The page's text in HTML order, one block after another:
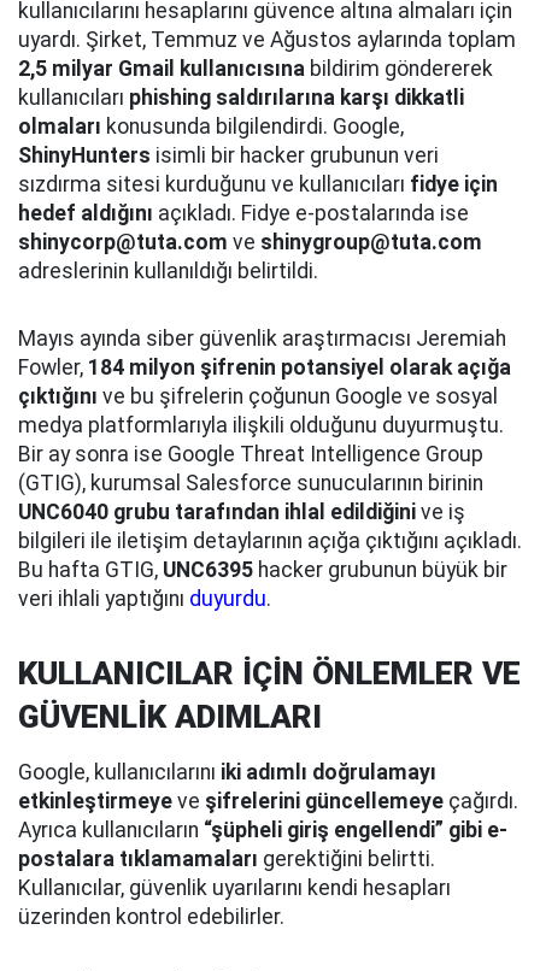
kullanıcılarını hesaplarını güvence altına almaları için
uyardı. Şirket, Temmuz ve Ağustos aylarında toplam
2,5 milyar Gmail kullanıcısına bildirim göndererek
kullanıcıları phishing saldırılarına karşı dikkatli
olmaları konusunda bilgilendirdi. Google,
ShinyHunters isimli bir hacker grubunun veri
sızdırma sitesi kurduğunu ve kullanıcıları fidye için
hedef aldığını açıkladı. Fidye e-postalarında ise
shinycorp@tuta.com ve shinygroup@tuta.com
adreslerinin kullanıldığı belirtildi.
Mayıs ayında siber güvenlik araştırmacısı Jeremiah
Fowler, 184 milyon şifrenin potansiyel olarak açığa
çıktığını ve bu şifrelerin çoğunun Google ve sosyal
medya platformlarıyla ilişkili olduğunu duyurmuştu.
Bir ay sonra ise Google Threat Intelligence Group
(GTIG), kurumsal Salesforce sunucularının birinin
UNC6040 grubu tarafından ihlal edildiğini ve iş
bilgileri ile iletişim detaylarının açığa çıktığını açıkladı.
Bu hafta GTIG, UNC6395 hacker grubunun büyük bir
veri ihlali yaptığını duyurdu.
KULLANICILAR İÇİN ÖNLEMLER VE
GÜVENLİK ADIMLARI
Google, kullanıcılarını iki adımlı doğrulamayı
etkinleştirmeye ve şifrelerini güncellemeye çağırdı.
Ayrıca kullanıcıların “şüpheli giriş engellendi” gibi e-
postalara tıklamamaları gerektiğini belirtti.
Kullanıcılar, güvenlik uyarılarını kendi hesapları
üzerinden kontrol edebilirler.